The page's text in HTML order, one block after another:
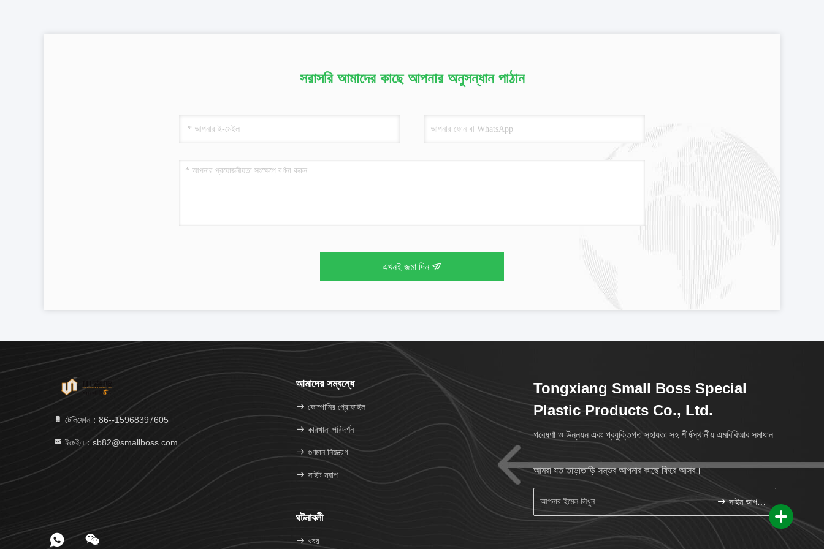
সরাসরি আমাদের কাছে আপনার অনুসন্ধান পাঠান
এখনই জমা দিন
টেলিফোন：86--15968397605
ইমেইল：sb82@smallboss.com
আমাদের সম্বন্ধে
কোম্পানির প্রোফাইল
কারখানা পরিদর্শন
গুণমান নিয়ন্ত্রণ
সাইট ম্যাপ
ঘটনাবলী
খবর
Tongxiang Small Boss Special
Plastic Products Co., Ltd.
গবেষণা ও উন্নয়ন এবং প্রযুক্তিগত সহায়তা সহ শীর্ষস্থানীয় এমবিবিআর সমাধান
আমরা যত তাড়াতাড়ি সম্ভব আপনার কাছে ফিরে আসব।
সাইন আপ করুন